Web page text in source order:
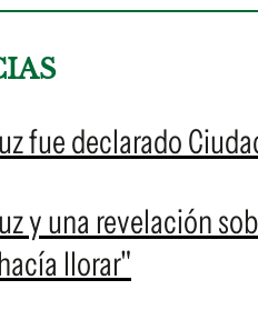
fue declarado
y una revelación
llorar"